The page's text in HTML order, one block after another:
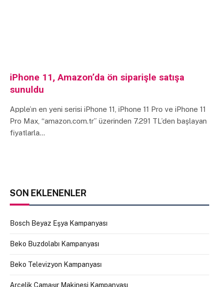
iPhone 11, Amazon’da ön siparişle satışa
sunuldu
Apple’ın en yeni serisi iPhone 11, iPhone 11 Pro ve iPhone 11
Pro Max, “amazon.com.tr” üzerinden 7.291 TL’den başlayan
fiyatlarla…
SON EKLENENLER
Bosch Beyaz Eşya Kampanyası
Beko Buzdolabı Kampanyası
Beko Televizyon Kampanyası
Arçelik Çamaşır Makinesi Kampanyası